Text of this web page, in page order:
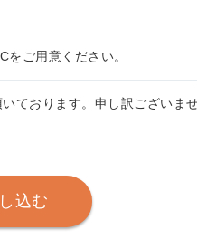
ご用意ください。
ております。申し訳ございま
込む